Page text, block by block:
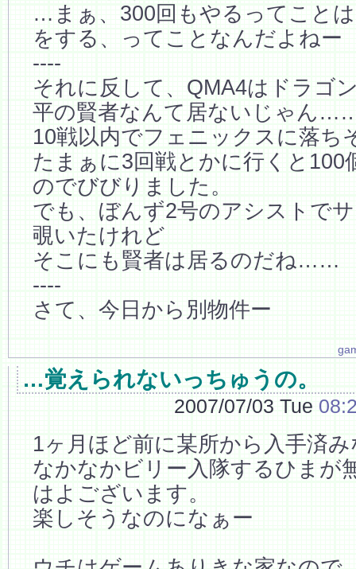
…まぁ、300回もやるってこと
をする、ってことなんだよねー
----
それに反して、QMA4はドラゴ
平の賢者なんて居ないじゃん
10戦以内でフェニックスに落ち
たまぁに3回戦とかに行くと100
のでびびりました。
でも、ぼんず2号のアシストで
覗いたけれど
そこにも賢者は居るのだね……
----
さて、今日から別物件ー
…覚えられないっちゅうの。
2007/07/03 Tue
1ヶ月ほど前に某所から入手済
なかなかビリー入隊するひまが
はよございます。
楽しそうなのになぁー